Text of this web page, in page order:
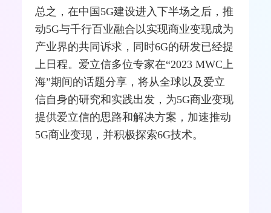
总之，在中国5G建设进入下半场之后，推
动5G与千行百业融合 以实现商业变现成为
产业界的共同诉求，同时6G的研发已经提
上日程。爱立信多位专家在“2023 MWC上
海”期间的话题分享，将从全球以及爱立
信自身的研究和实践出发，为5G商业变现
提供爱立信的思路和解决方案，加速推动
5G商业变现，并积极探索6G技术。